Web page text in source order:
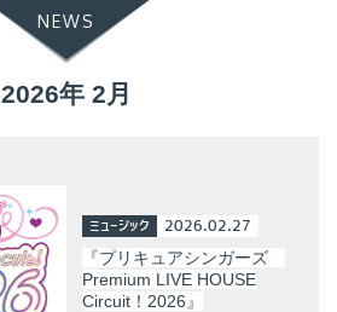
NEWS
2026年 2月
ミュージック 2026.02.27
『プリキュアシンガーズ
Premium LIVE HOUSE
Circuit！2026』